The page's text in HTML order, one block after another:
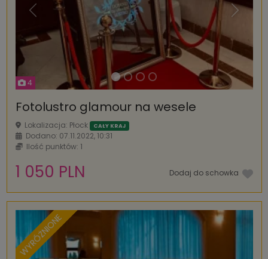
4
Poprzednia
Fotolustro glamour na wesele
Lokalizacja: Płock CAŁY KRAJ
Dodano: 07.11.2022, 10:31
Ilość punktów: 1
1 050 PLN Dodaj do schowka
WYRÓŻNIONE